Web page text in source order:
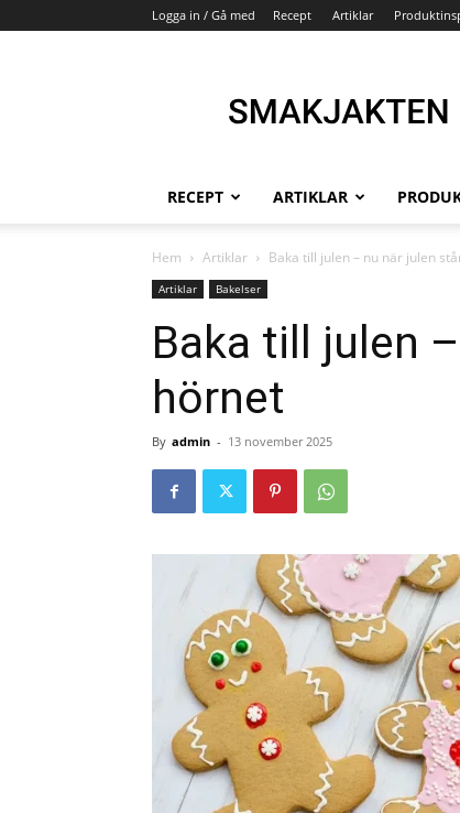
Logga in / Gå med Recept Artiklar
–
Din
RECEPT ARTIKLAR
Hem Artiklar Baka till julen – nu när julen
Artiklar Bakelser
Baka till julen
hörnet
By admin - 13 november 2025